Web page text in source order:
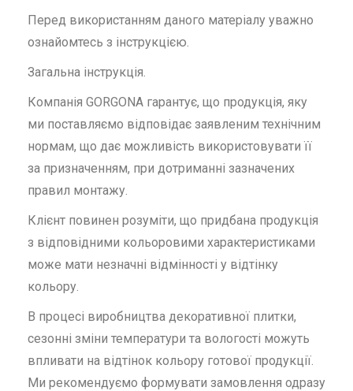
Перед використанням даного матеріалу уважно
ознайомтесь з інструкцією.
Загальна інструкція.
Компанія GORGONA гарантує, що продукція, яку
ми поставляємо відповідає заявленим технічним
нормам, що дає можливість використовувати її
за призначенням, при дотриманні зазначених
правил монтажу.
Клієнт повинен розуміти, що придбана продукція
з відповідними кольоровими характеристиками
може мати незначні відмінності у відтінку
кольору.
В процесі виробництва декоративної плитки,
сезонні зміни температури та вологості можуть
впливати на відтінок кольору готової продукції.
Ми рекомендуємо формувати замовлення одразу